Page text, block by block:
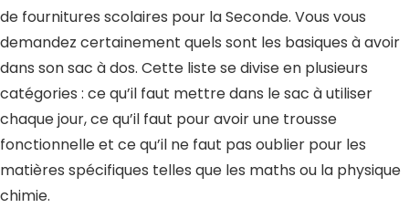
de fournitures scolaires pour la Seconde. Vous vous
demandez certainement quels sont les basiques à avoir
dans son sac à dos. Cette liste se divise en plusieurs
catégories : ce qu’il faut mettre dans le sac à utiliser
chaque jour, ce qu’il faut pour avoir une trousse
fonctionnelle et ce qu’il ne faut pas oublier pour les
matières spécifiques telles que les maths ou la physique
chimie.